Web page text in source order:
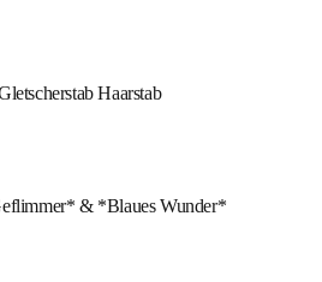
Haarstab
& *Blaues Wunder*